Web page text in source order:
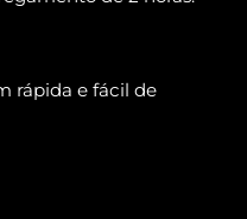
rápida e fácil de